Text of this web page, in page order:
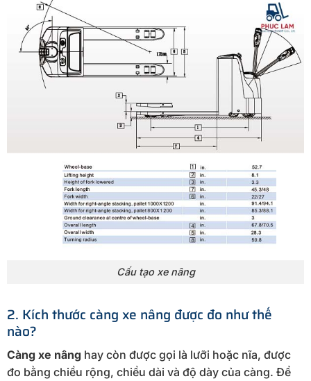
Cấu tạo xe nâng
2. Kích thước càng xe nâng được đo như thế
nào?
Càng xe nâng hay còn được gọi là lưỡi hoặc nĩa, được
đo bằng chiều rộng, chiều dài và độ dày của càng. Để